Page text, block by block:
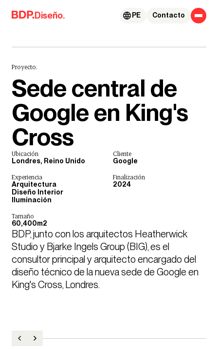
Skip to content
Diseño. Contacto
PE
Proyecto.
Sede central de
Google en King's
Cross
Ubicación
Londres, Reino Unido
Cliente
Google
Experiencia
Arquitectura
Diseño Interior
Iluminación
Finalización
2024
Tamaño
60,400m2
BDP, junto con los arquitectos Heatherwick
Studio y Bjarke Ingels Group (BIG), es el
consultor principal y arquitecto encargado del
diseño técnico de la nueva sede de Google en
King's Cross, Londres.